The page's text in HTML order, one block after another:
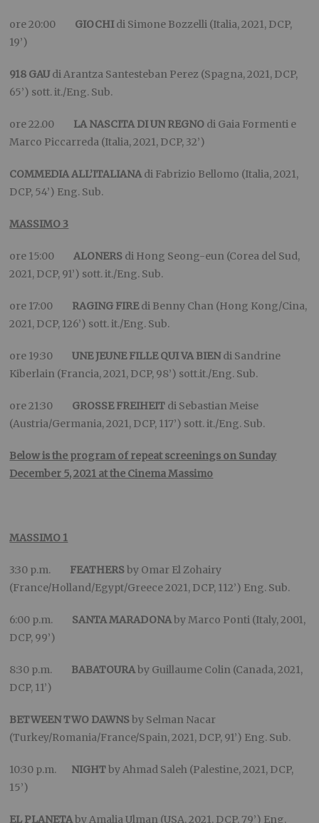
ore 20:00 GIOCHIdi Simone Bozzelli (Italia, 2021, DCP,
19’)
918 GAUdi Arantza Santesteban Perez (Spagna, 2021, DCP,
65’) sott. it./Eng. Sub.
ore 22.00 LA NASCITA DI UN REGNO di Gaia Formenti e
Marco Piccarreda (Italia, 2021, DCP, 32’)
COMMEDIA ALL’ITALIANAdi Fabrizio Bellomo (Italia, 2021,
DCP, 54’) Eng. Sub.
MASSIMO 3
ore 15:00ALONERS di Hong Seong-eun (Corea del Sud,
2021, DCP, 91’) sott. it./Eng. Sub.
ore 17:00 RAGING FIREdi Benny Chan (Hong Kong/Cina,
2021, DCP, 126’) sott. it./Eng. Sub.
ore 19:30UNE JEUNE FILLE QUI VA BIENdi Sandrine
Kiberlain (Francia, 2021, DCP, 98’) sott.it./Eng. Sub.
ore 21:30 GROSSE FREIHEIT di Sebastian Meise
(Austria/Germania, 2021, DCP, 117’) sott. it./Eng. Sub.
Below is the program of repeat screenings on Sunday
December 5, 2021 at the Cinema Massimo
MASSIMO 1
3:30 p.m. FEATHERSby Omar El Zohairy
(France/Holland/Egypt/Greece 2021, DCP, 112’) Eng. Sub.
6:00 p.m. SANTA MARADONAby Marco Ponti (Italy, 2001,
DCP, 99’)
8:30 p.m. BABATOURAby Guillaume Colin (Canada, 2021,
DCP, 11’)
BETWEEN TWO DAWNSby Selman Nacar
(Turkey/Romania/France/Spain, 2021, DCP, 91’) Eng. Sub.
10:30 p.m. NIGHTby Ahmad Saleh (Palestine, 2021, DCP,
15’)
EL PLANETAby Amalia Ulman (USA, 2021, DCP, 79’) Eng.